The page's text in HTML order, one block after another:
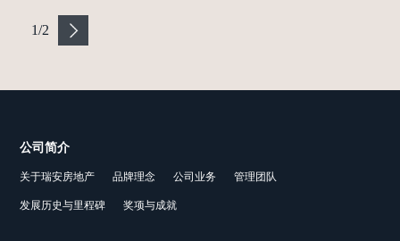
1/2
公司简介
关于瑞安房地产 品牌理念 公司业务 管理团队
发展历史与里程碑 奖项与成就